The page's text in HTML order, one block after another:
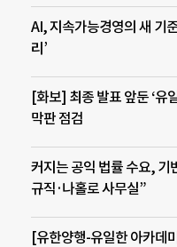
AI, 지속가능경영의 새 기
리’
[화보] 최종 발표 앞둔 ‘유
막판 점검
커지는 공익 법률 수요,
규직·나홀로 사무실”
[유한양행-유일한 아카데